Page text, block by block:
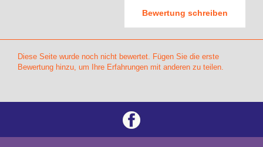
Bewertung schreiben
Diese Seite wurde noch nicht bewertet. Fügen Sie die erste
Bewertung hinzu, um Ihre Erfahrungen mit anderen zu teilen.